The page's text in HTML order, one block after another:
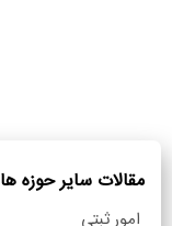
مقالات سایر حوزه ها
امور ثبتی